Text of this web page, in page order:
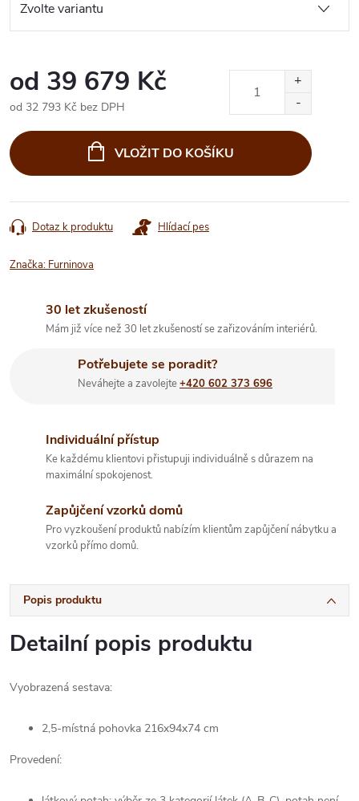
od 39 679 Kč
od 32 793 Kč bez DPH
cena:
VLOŽIT DO KOŠÍKU
Dotaz k produktu Hlídací pes
Značka: Furninova
30 let zkušeností
Mám již více než 30 let zkušeností se zařizováním interiérů.
Potřebujete se poradit?
Neváhejte a zavolejte+420 602 373 696
Individuální přístup
Ke každému klientovi přistupuji individuálně s důrazem na
maximální spokojenost.
Zapůjčení vzorků domů
Pro vyzkoušení produktů nabízím klientům zapůjčení nábytku a
vzorků přímo domů.
Popis produktu
Detailní popis produktu
Vyobrazená sestava:
2,5-místná pohovka 216x94x74 cm
Provedení: